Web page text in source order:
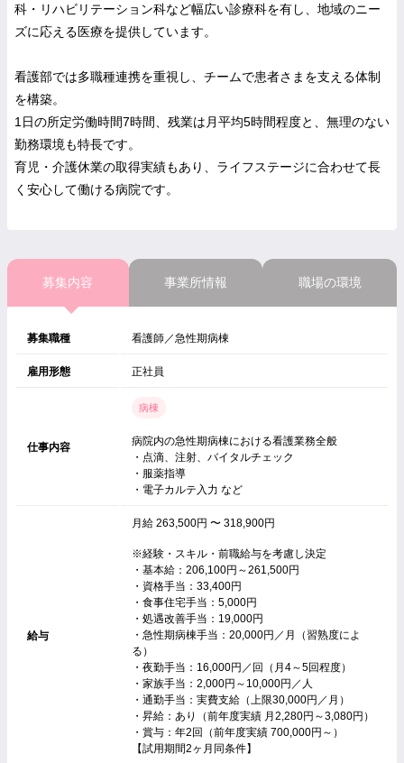
科・リハビリテーション科など幅広い診療科を有し、地域のニー
ズに応える医療を提供しています。
看護部では多職種連携を重視し、チームで患者さまを支える体制
を構築。
1日の所定労働時間7時間、残業は月平均5時間程度と、無理のない
勤務環境も特長です。
育児・介護休業の取得実績もあり、ライフステージに合わせて長
く安心して働ける病院です。
募集内容 事業所情報 職場の環境
募集職種 看護師／急性期病棟
雇用形態 正社員
仕事内容
病棟
病院内の急性期病棟における看護業務全般
・点滴、注射、バイタルチェック
・服薬指導
・電子カルテ入力 など
給与
月給 263,500円 〜 318,900円
※経験・スキル・前職給与を考慮し決定
・基本給：206,100円～261,500円
・資格手当：33,400円
・食事住宅手当：5,000円
・処遇改善手当：19,000円
・急性期病棟手当：20,000円／月（習熟度によ
る）
・夜勤手当：16,000円／回（月4～5回程度）
・家族手当：2,000円～10,000円／人
・通勤手当：実費支給（上限30,000円／月）
・昇給：あり（前年度実績 月2,280円～3,080円）
・賞与：年2回（前年度実績 700,000円～）
【試用期間2ヶ月同条件】